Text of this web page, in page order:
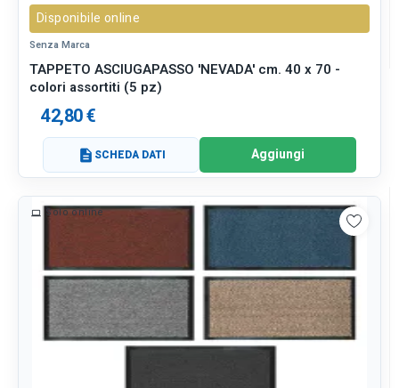
Disponibile online
Senza Marca
TAPPETO ASCIUGAPASSO 'NEVADA' cm. 40 x 70 -
colori assortiti (5 pz)
42,80 €
description SCHEDA DATI Aggiungi
Solo online